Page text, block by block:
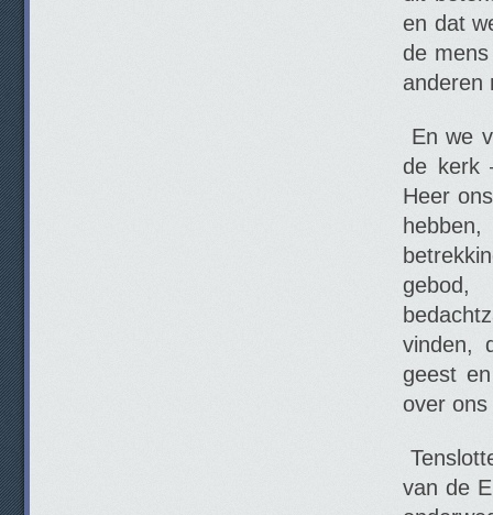
en dat
de
anderen
En we
de kerk
Heer
gebod,
vinden,
geest
over
van de